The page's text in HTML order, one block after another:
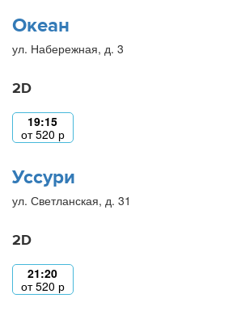
Океан
ул. Набережная, д. 3
2D
19:15
от520 р
Уссури
ул. Светланская, д. 31
2D
21:20
от520 р